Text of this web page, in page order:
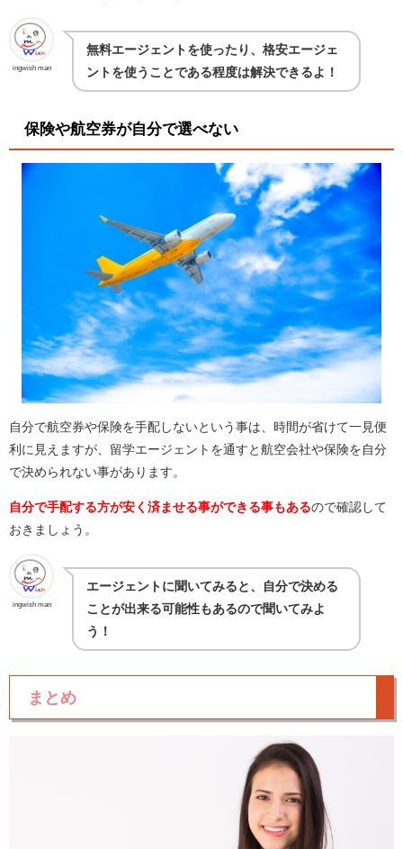
ingwish man
無料エージェントを使ったり、格安エージェ
ントを使うことである程度は解決できるよ！
保険や航空券が自分で選べない
自分で航空券や保険を手配しないという事は、時間が省けて一見便
利に見えますが、留学エージェントを通すと航空会社や保険を自分
で決められない事があります。
自分で手配する方が安く済ませる事ができる事もあるので確認して
おきましょう。
ingwish man
エージェントに聞いてみると、自分で決める
ことが出来る可能性もあるので聞いてみよ
う！
まとめ